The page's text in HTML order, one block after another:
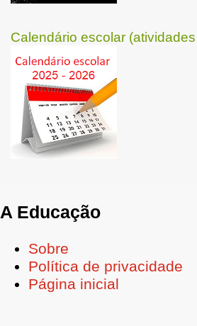
Calendário escolar
A Educação
Sobre
Política de privacidade
Página inicial